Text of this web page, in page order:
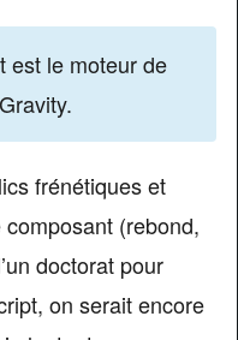
est le moteur de
frénétiques et
(rebond,
doctorat pour
on serait encore